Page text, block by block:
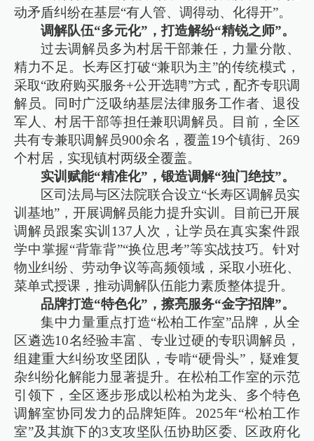
动矛盾纠纷在基层“有人管、调得动、化得开”。
调解队伍“多元化”，打造解纷“精锐之师”。
过去调解员多为村居干部兼任，力量分散、
精力不足。长寿区打破“兼职为主”的传统模式，
采取“政府购买服务+公开选聘”方式，配齐专职调
解员。同时广泛吸纳基层法律服务工作者、退役
军人、村居干部等担任兼职调解员。目前，全区
共有专兼职调解员900余名，覆盖19个镇街、269
个村居，实现镇村两级全覆盖。
实训赋能“精准化”，锻造调解“独门绝技”。
区司法局与区法院联合设立“长寿区调解员实
训基地”，开展调解员能力提升实训。目前已开展
调解员跟案实训137人次，让学员在真实案件跟
学中掌握“背靠背”“换位思考”等实战技巧。针对
物业纠纷、劳动争议等高频领域，采取小班化、
菜单式授课，推动调解队伍能力素质整体提升。
品牌打造“特色化”，擦亮服务“金字招牌”。
集中力量重点打造“松柏工作室”品牌，从全
区遴选10名经验丰富、专业过硬的专职调解员，
组建重大纠纷攻坚团队，专啃“硬骨头”，疑难复
杂纠纷化解能力显著提升。在松柏工作室的示范
引领下，全区逐步形成以松柏为龙头、多个特色
调解室协同发力的品牌矩阵。2025年“松柏工作
室”及其旗下的3支攻坚队伍协助区委、区政府化